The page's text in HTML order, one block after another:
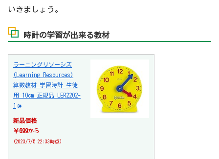
いきましょう。
時計の学習が出来る教材
ラーニングリソーシズ
(Learning Resources)
算数教材 学習時計 生徒
用 10cm 正規品 LER2202-
1
新品価格
￥699から
(2023/7/5 22:33時点)